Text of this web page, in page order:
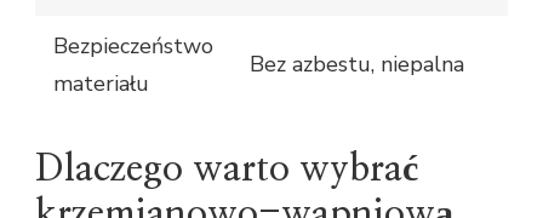
Bezpieczeństwo
materiału
Bez azbestu, niepalna
Dlaczego warto wybrać